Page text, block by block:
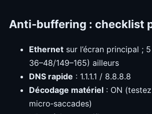
Anti‑buffering : checklist
Ethernet sur l’écran principal ;
36–48/149–165) ailleurs
DNS rapide : 1.1.1.1 / 8.8.8.8
Décodage matériel : ON
micro‑saccades)